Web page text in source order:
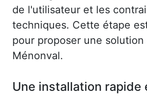
de l'utilisateur et les
techniques. Cette étape
pour proposer une solution
Ménonval.
Une installation rapide